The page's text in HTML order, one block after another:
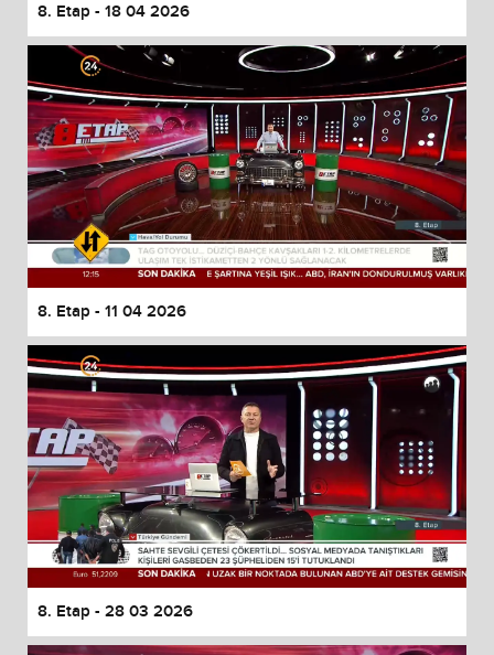
8. Etap - 18 04 2026
8. Etap - 11 04 2026
8. Etap - 28 03 2026